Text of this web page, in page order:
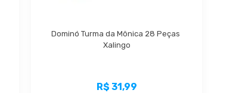
Dominó Turma da Mônica 28 Peças
Xalingo
R$ 31,99